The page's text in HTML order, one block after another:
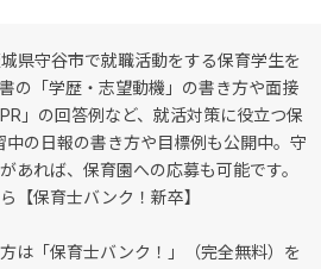
県守谷市で就職活動をする保育学生を
の「学歴・志望動機」の書き方や面接
」の回答例など、就活対策に役立つ保
中の日報の書き方や目標例も公開中。守
あれば、保育園への応募も可能です。
【保育士バンク！新卒】
は「保育士バンク！」（完全無料）を